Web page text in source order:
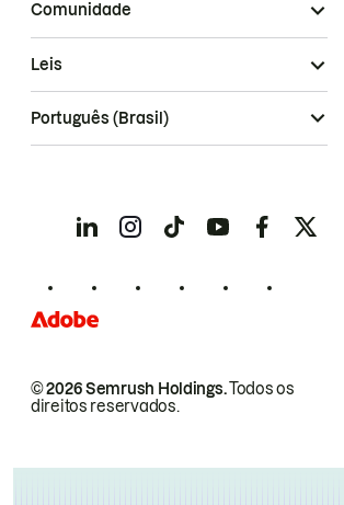
Comunidade
© 2026 Semrush Holdings.Todos os
direitos reservados.
Leis
Português (Brasil)